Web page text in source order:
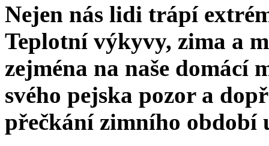
Nejen nás lidi trápí
Teplotní výkyvy, zima a
zejména na naše domácí
svého pejska pozor a
přečkání zimního období